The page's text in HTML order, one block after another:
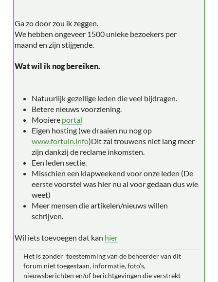
Ga zo door zou ik zeggen.
We hebben ongeveer 1500 unieke bezoekers per
maand en zijn stijgende.
Wat wil ik nog bereiken.
Natuurlijk gezellige leden die veel bijdragen.
Betere nieuws voorziening.
Mooiere portal
Eigen hosting (we draaien nu nog op
www.fortuin.info)Dit zal trouwens niet lang meer
zijn dankzij de reclame inkomsten.
Een leden sectie.
Misschien een klapweekend voor onze leden (De
eerste voorstel was hier nu al voor gedaan dus wie
weet)
Meer mensen die artikelen/nieuws willen
schrijven.
Wil iets toevoegen dat kan hier
Het is zonder toestemming van de beheerder van dit
forum niet toegestaan, informatie, foto's,
nieuwsberichten en/of berichtgevingen die verstrekt